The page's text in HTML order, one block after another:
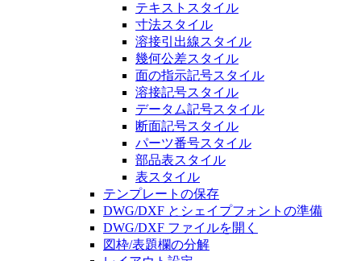
テキストスタイル
寸法スタイル
溶接引出線スタイル
幾何公差スタイル
面の指示記号スタイル
溶接記号スタイル
データム記号スタイル
断面記号スタイル
パーツ番号スタイル
部品表スタイル
表スタイル
テンプレートの保存
DWG/DXF とシェイプフォントの準備
DWG/DXF ファイルを開く
図枠/表題欄の分解